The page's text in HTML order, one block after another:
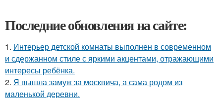
Последние обновления на сайте:
1. Интерьер детской комнаты выполнен в современном
и сдержанном стиле с яркими акцентами, отражающими
интересы ребёнка.
2. Я вышла замуж за москвича, а сама родом из
маленькой деревни.